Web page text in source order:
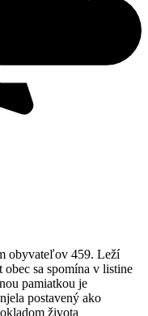
obyvateľov 459. Leží
sa spomína v listine
pamiatkou je
postavený ako
života